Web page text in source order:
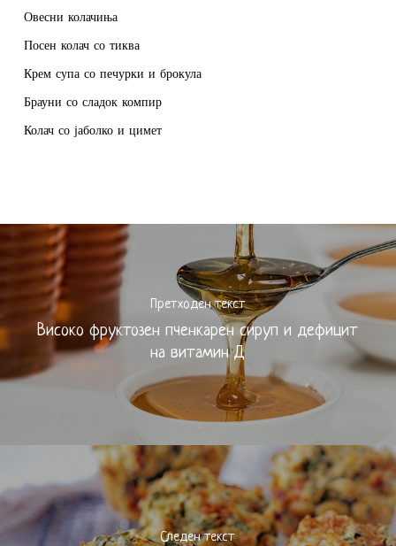
Овесни колачиња
Посен колач со тиква
Крем супа со печурки и брокула
Брауни со сладок компир
Колач со јаболко и цимет
Претходен текст
Високо фруктозен пченкарен сируп и дефицит
на витамин Д
Следен текст